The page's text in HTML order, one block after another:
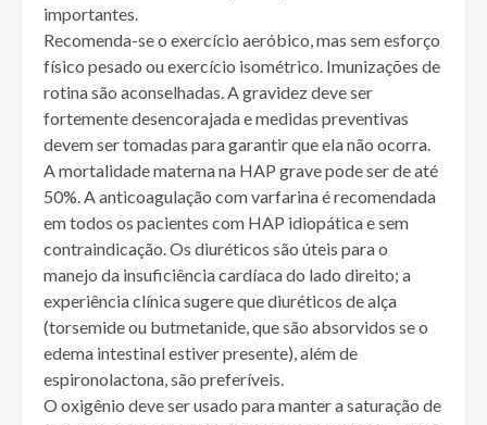
importantes.
Recomenda-se o exercício aeróbico, mas sem esforço
físico pesado ou exercício isométrico. Imunizações de
rotina são aconselhadas. A gravidez deve ser
fortemente desencorajada e medidas preventivas
devem ser tomadas para garantir que ela não ocorra.
A mortalidade materna na HAP grave pode ser de até
50%. A anticoagulação com varfarina é recomendada
em todos os pacientes com HAP idiopática e sem
contraindicação. Os diuréticos são úteis para o
manejo da insuficiência cardíaca do lado direito; a
experiência clínica sugere que diuréticos de alça
(torsemide ou butmetanide, que são absorvidos se o
edema intestinal estiver presente), além de
espironolactona, são preferíveis.
O oxigênio deve ser usado para manter a saturação de